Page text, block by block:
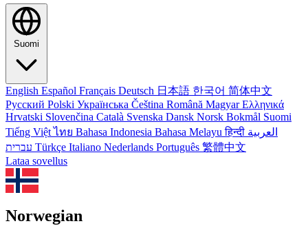
Suomi
English Español Français Deutsch 日本語 한국어 简体中文
Русский Polski Українська Čeština Română MagyarΕλληνικά
Hrvatski Slovenčina Català Svenska Dansk Norsk Bokmål Suomi
Tiếng Việtไทย Bahasa Indonesia Bahasa Melayuहिन्दी العربية
Türkçe Italiano Nederlands Português 繁體中文
Lataa sovellus
Norwegian